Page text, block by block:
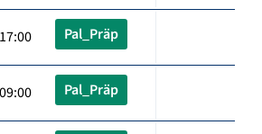
Pal_Präp
Pal_Präp